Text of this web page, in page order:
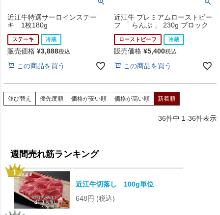
近江牛特選サーロインステー
キ 1枚180g
ステーキ 冷蔵
販売価格 ¥3,888税込
この商品を買う
近江牛 プレミアムローストビー
フ 「 らんぷ 」 230g ブロック
ローストビーフ 冷蔵
販売価格 ¥5,400税込
この商品を買う
並び替え 優先度順 価格が安い順 価格が高い順 新着順
36件中 1-36件表示
近江牛切落し 100g単位
648円 (税込)